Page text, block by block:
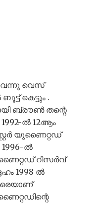
വെസ്
കെട്ടും .
ബ്രൗൺ തന്റെ
1992-ൽ 12ആം
യുണൈറ്റഡ്
ൽ
റിസർവ്
1998 ൽ